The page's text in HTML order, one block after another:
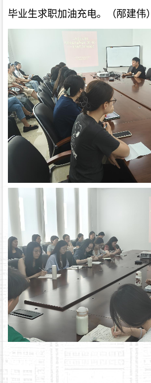
毕业生求职加油充电。（邴建伟）